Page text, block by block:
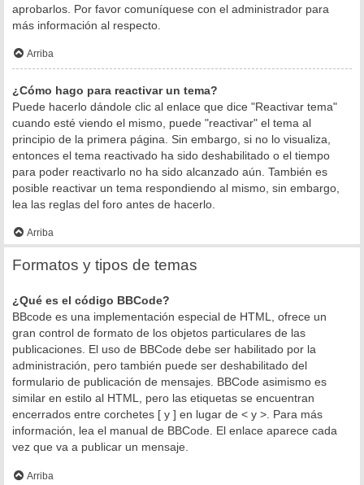
aprobarlos. Por favor comuníquese con el administrador para
más información al respecto.
Arriba
¿Cómo hago para reactivar un tema?
Puede hacerlo dándole clic al enlace que dice "Reactivar tema"
cuando esté viendo el mismo, puede "reactivar" el tema al
principio de la primera página. Sin embargo, si no lo visualiza,
entonces el tema reactivado ha sido deshabilitado o el tiempo
para poder reactivarlo no ha sido alcanzado aún. También es
posible reactivar un tema respondiendo al mismo, sin embargo,
lea las reglas del foro antes de hacerlo.
Arriba
Formatos y tipos de temas
¿Qué es el código BBCode?
BBcode es una implementación especial de HTML, ofrece un
gran control de formato de los objetos particulares de las
publicaciones. El uso de BBCode debe ser habilitado por la
administración, pero también puede ser deshabilitado del
formulario de publicación de mensajes. BBCode asimismo es
similar en estilo al HTML, pero las etiquetas se encuentran
encerrados entre corchetes [ y ] en lugar de < y >. Para más
información, lea el manual de BBCode. El enlace aparece cada
vez que va a publicar un mensaje.
Arriba